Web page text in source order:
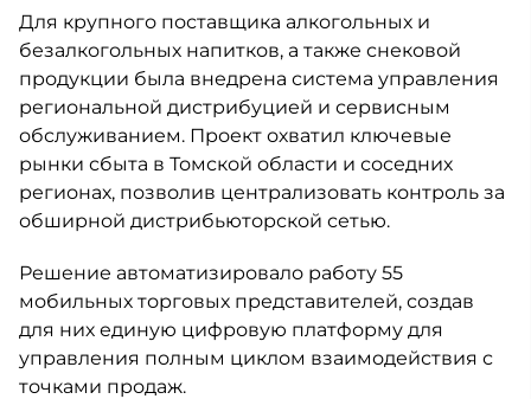
Для крупного поставщика алкогольных и
безалкогольных напитков, а также снековой
продукции была внедрена система управления
региональной дистрибуцией и сервисным
обслуживанием. Проект охватил ключевые
рынки сбыта в Томской области и соседних
регионах, позволив централизовать контроль за
обширной дистрибьюторской сетью.
Решение автоматизировало работу 55
мобильных торговых представителей, создав
для них единую цифровую платформу для
управления полным циклом взаимодействия с
точками продаж.